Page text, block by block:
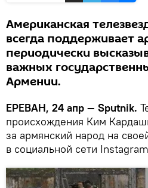
Американская
всегда поддерживает
периодически
важных
Армении.
ЕРЕВАН, 24 апр — Sputnik.
происхождения Ким
за армянский народ на
в социальной сети